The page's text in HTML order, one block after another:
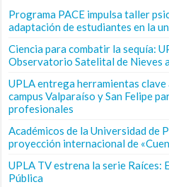
Programa PACE impulsa taller
adaptación de estudiantes en la
Ciencia para combatir la sequía:
Observatorio Satelital de Nieves
UPLA entrega herramientas
campus Valparaíso y San Felipe
profesionales
Académicos de la Universidad de
proyección internacional de
UPLA TV estrena la serie Raíces:
Pública